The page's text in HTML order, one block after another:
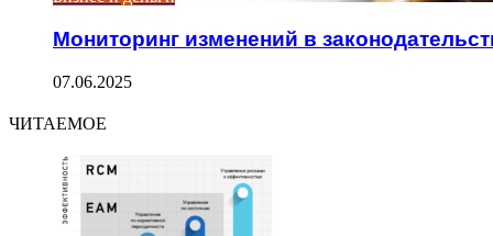
Мониторинг изменений в
07.06.2025
ЧИТАЕМОЕ